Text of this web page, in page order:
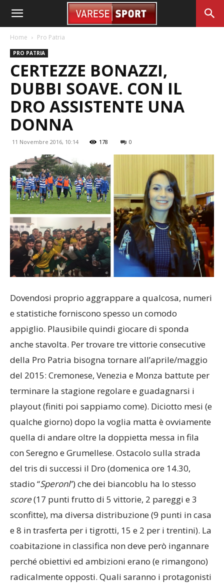
Home Pro Patria
PRO PATRIA
CERTEZZE BONAZZI,
DUBBI SOAVE. CON IL
DRO ASSISTENTE UNA
DONNA
11 Novembre 2016, 10:14 178 0
Dovendosi proprio aggrappare a qualcosa, numeri
e statistiche forniscono spesso un comodo
appiglio. Plausibile quindi giocare di sponda
anche stavolta. Per trovare tre vittorie consecutive
della Pro Patria bisogna tornare all’aprile/maggio
del 2015: Cremonese, Venezia e Monza battute per
terminare la stagione regolare e guadagnarsi i
playout (finiti poi sappiamo come). Diciotto mesi (e
qualche giorno) dopo la voglia matta è ovviamente
quella di andare oltre la doppietta messa in fila
con Seregno e Grumellese. Ostacolo sulla strada
del tris di successi il Dro (domenica ore 14.30,
stadio “Speroni”) che dei biancoblu ha lo stesso
score(17 punti frutto di 5 vittorie, 2 pareggi e 3
sconfitte), ma diversa distribuzione (9 punti in casa
e 8 in trasferta per i tigrotti, 15 e 2 per i trentini). La
coabitazione in classifica non deve però ingannare
perché obiettivi ed ambizioni erano (e rimangono)
radicalmente opposti. Quali saranno i protagonisti